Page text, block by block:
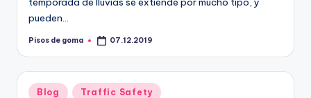
pueden…
Publicado
Pisos de goma 07.12.2019
Publicado
Blog Traffic Safety